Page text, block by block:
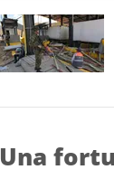
Una